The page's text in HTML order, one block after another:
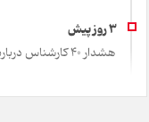
هشدار 40 کارشناس درباره باز شدن تنگه هرمز